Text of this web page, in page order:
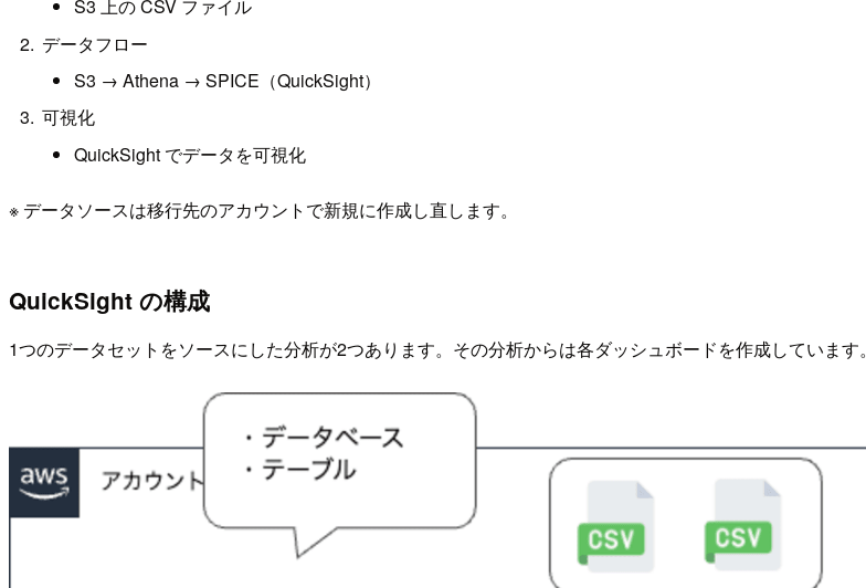
S3 上の CSV ファイル
データフロー
S3 → Athena → SPICE（QuickSight）
可視化
QuickSight でデータを可視化
※ データソースは移行先のアカウントで新規に作成し直します。
QuickSight の構成
1つのデータセットをソースにした分析が2つあります。その分析からは各ダッシュボードを作成しています。